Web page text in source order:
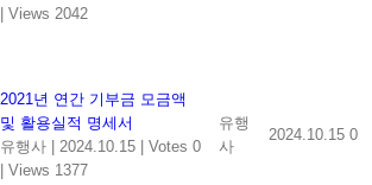
| Views 2042
2021년 연간 기부금 모금액
및 활용실적 명세서
유행사 | 2024.10.15 | Votes 0
| Views 1377
유행
사
2024.10.15 0